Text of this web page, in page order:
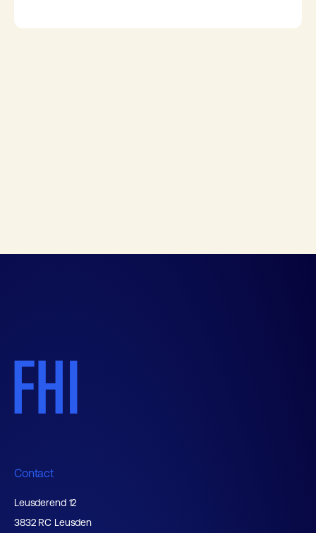
Contact
Leusderend 12
3832 RC Leusden